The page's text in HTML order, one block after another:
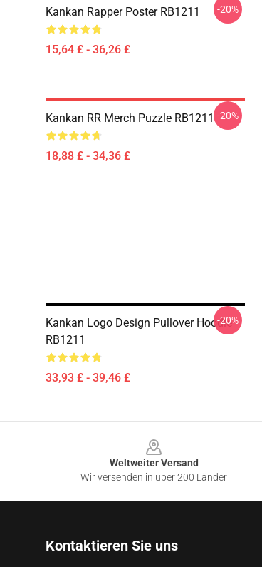
Kankan Rapper Poster RB1211
15,64 £ - 36,26 £
-20%
Kankan RR Merch Puzzle RB1211
18,88 £ - 34,36 £
-20%
Kankan Logo Design Pullover Hoodie
RB1211
33,93 £ - 39,46 £
-20%
Weltweiter Versand
Wir versenden in über 200 Länder
Kontaktieren Sie uns